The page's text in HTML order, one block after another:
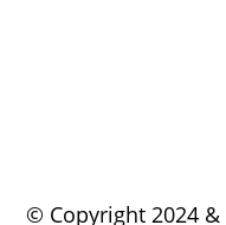
© Copyright 2024 &